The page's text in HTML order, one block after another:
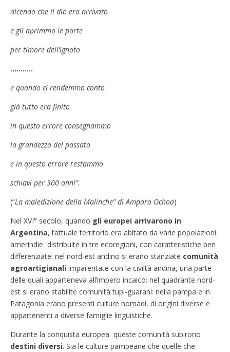
dicendo che il dio era arrivato
e gli aprimmo le porte
per timore dell’ignoto
………..
e quando ci rendemmo conto
già tutto era finito
in questo errore consegnammo
la grandezza del passato
e in questo errore restammo
schiavi per 300 anni”.
(“La maledizione della Malinche” di Amparo Ochoa)
Nel XVI° secolo, quando gli europei arrivarono in
Argentina, l’attuale territorio era abitato da varie popolazioni
amerindie distribuite in tre ecoregioni, con caratteristiche ben
differenziate: nel nord-est andino si erano stanziate comunità
agroartigianali imparentate con la civiltà andina, una parte
delle quali apparteneva all’impero incaico; nel quadrante nord-
est si erano stabilite comunità tupì-guaranì: nella pampa e in
Patagonia erano presenti culture nomadi, di origini diverse e
appartenenti a diverse famiglie linguistiche.
Durante la conquista europea queste comunità subirono
destini diversi. Sia le culture pampeane che quelle che